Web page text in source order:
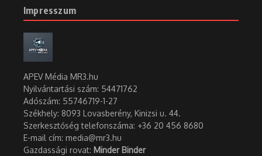
Impresszum
APEV Média MR3.hu
Nyilvántartási szám: 54471762
Adószám: 55746719-1-27
Székhely: 8093 Lovasberény, Kinizsi u. 44.
Szerkesztőség telefonszáma: +36 20 456 8680
E-mail cím: media@mr3.hu
Gazdassági rovat: Minder Binder